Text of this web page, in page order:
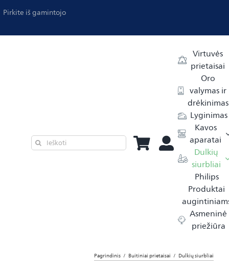
Pirkite iš gamintojo
Virtuvės
prietaisai
Oro
valymas ir
drėkinimas
Lyginimas
Kavos
aparatai
Dulkių
siurbliai
Philips
Produktai
Asmeninė
priežiūra
Pagrindinis Buitiniai prietaisai Dulkių siurbliai